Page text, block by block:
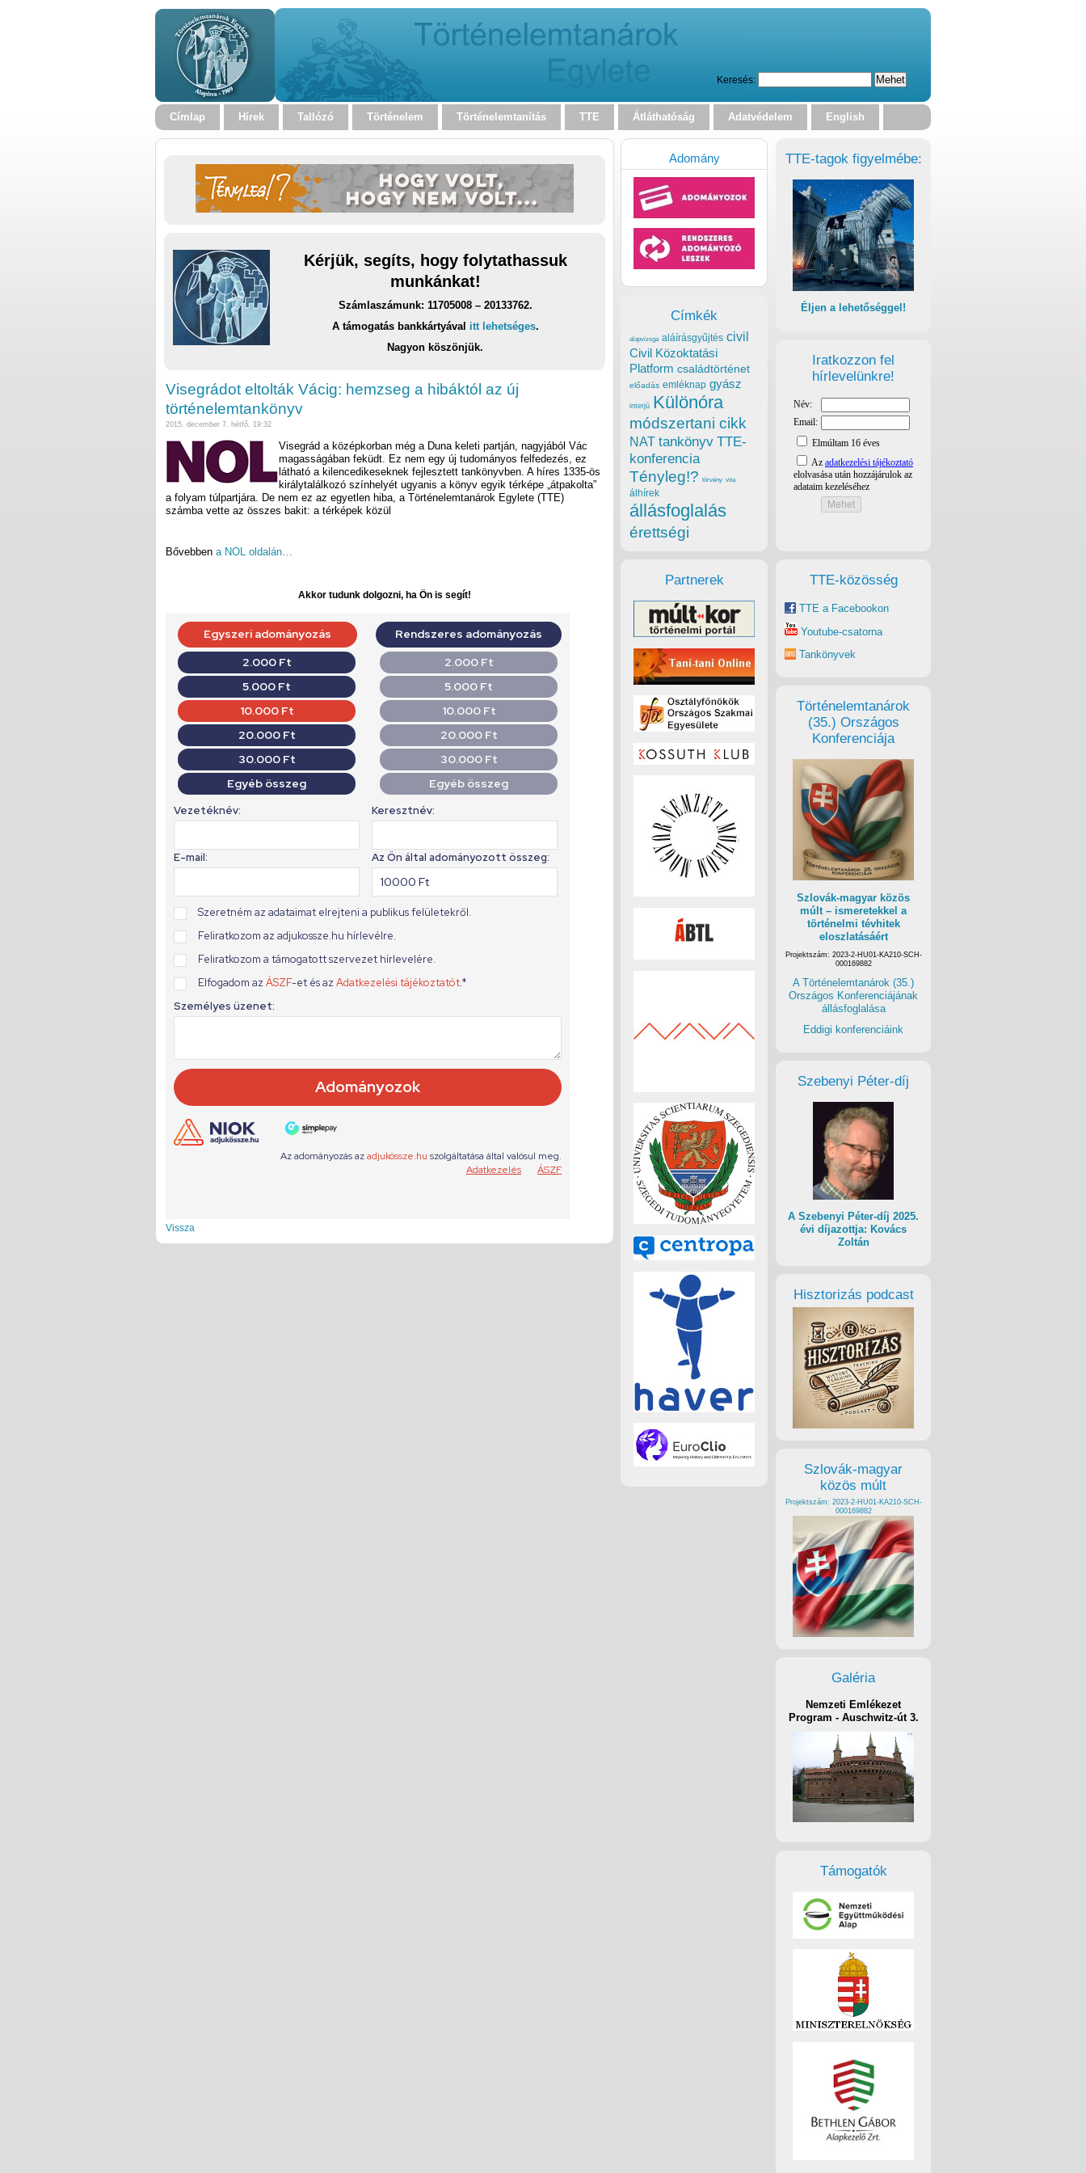
Keresés:
Címlap Hírek Tallózó Történelem Történelemtanítás TTE Átláthatóság Adatvédelem English
Kérjük, segíts, hogy folytathassuk
munkánkat!
Számlaszámunk: 11705008 – 20133762.
A támogatás bankkártyával itt lehetséges.
Nagyon köszönjük.
Visegrádot eltolták Vácig: hemzseg a hibáktól az új
történelemtankönyv
2015. december 7. hétfő, 19:32
Visegrád a középkorban még a Duna keleti partján, nagyjából Vác
magasságában feküdt. Ez nem egy új tudományos felfedezés, ez
látható a kilencedikeseknek fejlesztett tankönyvben. A híres 1335-ös
királytalálkozó színhelyét ugyanis a könyv egyik térképe „átpakolta”
a folyam túlpartjára. De nem ez az egyetlen hiba, a Történelemtanárok Egylete (TTE)
számba vette az összes bakit: a térképek közül
Bővebben a NOL oldalán…
Akkor tudunk dolgozni, ha Ön is segít!
Vissza
TTE-tagok figyelmébe:
Éljen a lehetőséggel!
Iratkozzon fel
hírlevelünkre!
TTE-közösség
TTE a Facebookon
Youtube-csatorna
Tankönyvek
Történelemtanárok
(35.) Országos
Konferenciája
Szlovák-magyar közös
múlt – ismeretekkel a
történelmi tévhitek
eloszlatásáért
Projektszám: 2023-2-HU01-KA210-SCH-
000169882
A Történelemtanárok (35.)
Országos Konferenciájának
állásfoglalása
Eddigi konferenciáink
Szebenyi Péter-díj
A Szebenyi Péter-díj 2025.
évi díjazottja: Kovács
Zoltán
Hisztorizás podcast
Szlovák-magyar
közös múlt
Projektszám: 2023-2-HU01-KA210-SCH-
000169882
Galéria
Nemzeti Emlékezet
Program - Auschwitz-út 3.
Támogatók
Adomány
Címkék
alapvizsga aláírásgyűjtés civil
Civil Közoktatási
Platform családtörténet
előadás emléknap gyász
interjú Különóra
módszertani cikk
NAT tankönyv TTE-
konferencia
Tényleg!? törvény vita
álhírek
állásfoglalás
érettségi
Partnerek